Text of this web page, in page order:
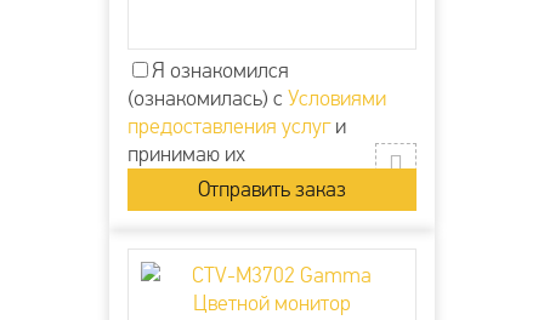
Я ознакомился
(ознакомилась) с Условиями
предоставления услуги
принимаю их